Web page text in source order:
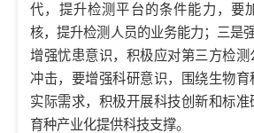
代，提升检测平台的条件能力，要
核，提升检测人员的业务能力；三是
增强忧患意识，积极应对第三方检
冲击，要增强科研意识，围绕生物
实际需求，积极开展科技创新和标
育种产业化提供科技支撑。